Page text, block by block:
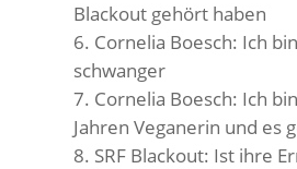
Blackout gehört haben
Cornelia Boesch: Ich
schwanger
Cornelia Boesch: Ich
Jahren Veganerin und es
SRF Blackout: Ist ihre